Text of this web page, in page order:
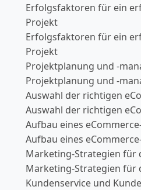
Erfolgsfaktoren für ein
Projekt
Erfolgsfaktoren für ein
Projekt
Projektplanung und -
Projektplanung und -
Auswahl der richtigen
Auswahl der richtigen
Aufbau eines
Aufbau eines
Marketing-Strategien für
Marketing-Strategien für
Kundenservice und